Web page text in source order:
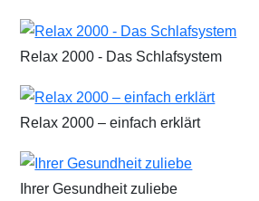
Relax 2000 - Das Schlafsystem
Relax 2000 – einfach erklärt
Ihrer Gesundheit zuliebe